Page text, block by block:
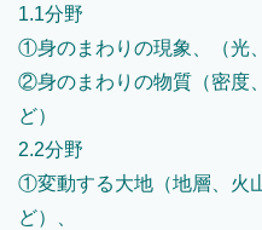
1.1分野
①身のまわりの現象、（光
②身のまわりの物質（密度
ど）
2.2分野
①変動する大地（地層、火
ど）、